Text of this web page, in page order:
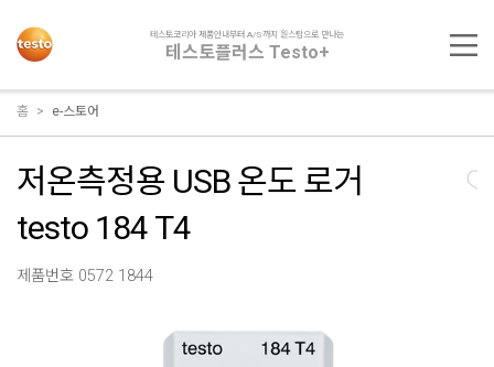
테스토코리아 제품안내부터 A/S까지 원스탑으로 만나는
테스토플러스 Testo+
홈 e-스토어
저온측정용 USB 온도 로거
testo 184 T4
제품번호 0572 1844